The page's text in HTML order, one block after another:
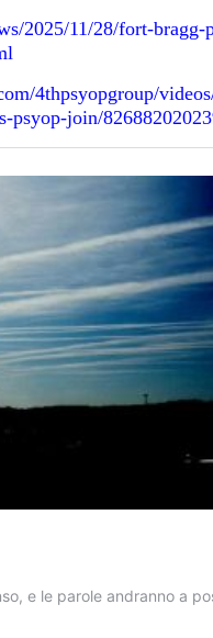
2025/11/28/fort-bragg-
4thpsyopgroup/
psyop-join/